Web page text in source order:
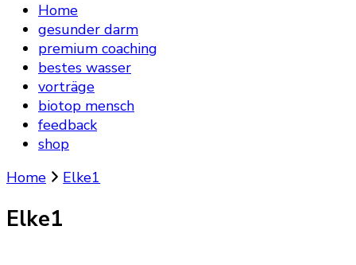
Home
gesunder darm
premium coaching
bestes wasser
vorträge
biotop mensch
feedback
shop
Home
Elke1
Elke1